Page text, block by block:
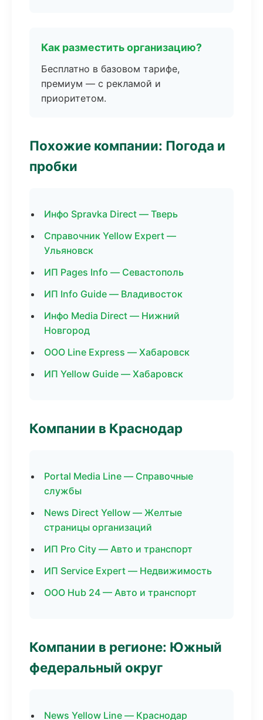
Как разместить организацию?
Бесплатно в базовом тарифе,
премиум — с рекламой и
приоритетом.
Похожие компании: Погода и
пробки
Инфо Spravka Direct — Тверь
Справочник Yellow Expert —
Ульяновск
ИП Pages Info — Севастополь
ИП Info Guide — Владивосток
Инфо Media Direct — Нижний
Новгород
ООО Line Express — Хабаровск
ИП Yellow Guide — Хабаровск
Компании в Краснодар
Portal Media Line — Справочные
службы
News Direct Yellow — Желтые
страницы организаций
ИП Pro City — Авто и транспорт
ИП Service Expert — Недвижимость
ООО Hub 24 — Авто и транспорт
Компании в регионе: Южный
федеральный округ
News Yellow Line — Краснодар